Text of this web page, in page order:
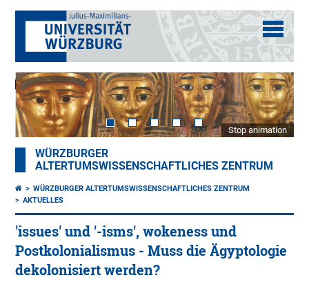
Stop animation
WÜRZBURGER
ALTERTUMSWISSENSCHAFTLICHES ZENTRUM
WÜRZBURGER ALTERTUMSWISSENSCHAFTLICHES ZENTRUM
AKTUELLES
'issues' und '-isms', wokeness und
Postkolonialismus - Muss die Ägyptologie
dekolonisiert werden?